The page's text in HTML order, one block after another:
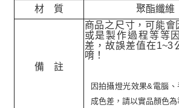
材 質
聚酯纖維
備 註
商品之尺寸，可能會
或是製作過程等等
差，故誤差值在1~3
唷！
因拍攝燈光效果&電腦
成色差，請以實品顏色為